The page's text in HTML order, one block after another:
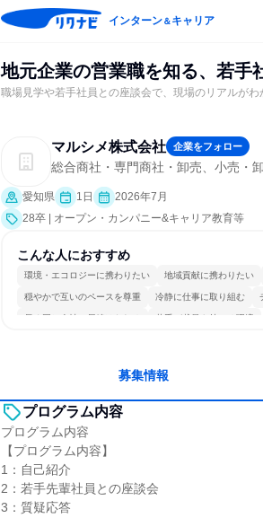
インターン＆キャリア
地元企業の営業職を知る、若手
職場見学や若手社員との座談会で、現場のリアルがわ
マルシメ株式会社 企業をフォロー
総合商社・専門商社・卸売、小売・
愛知県 1日
2026年7月
28卒 | オープン・カンパニー&キャリア教育等
こんな人におすすめ
環境・エコロジーに携わりたい 地域貢献に携わりたい
穏やかで互いのペースを尊重 冷静に仕事に取り組む
長く同じ会社に居続けられる 若手が裁量を持てる環境
募集情報
プログラム内容
プログラム内容
【プログラム内容】
1：自己紹介
2：若手先輩社員との座談会
3：質疑応答